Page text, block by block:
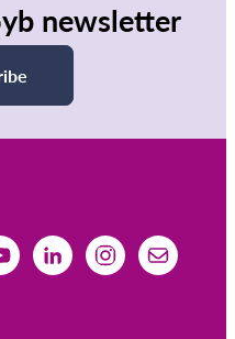
newsletter